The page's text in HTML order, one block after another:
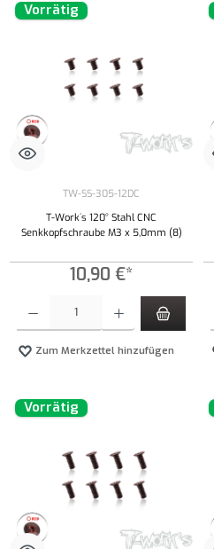
Vorrätig
TW-SS-305-12DC
T-Work´s 120° Stahl CNC
Senkkopfschraube M3 x 5,0mm (8)
10,90 €*
Zum Merkzettel hinzufügen
Vorrätig